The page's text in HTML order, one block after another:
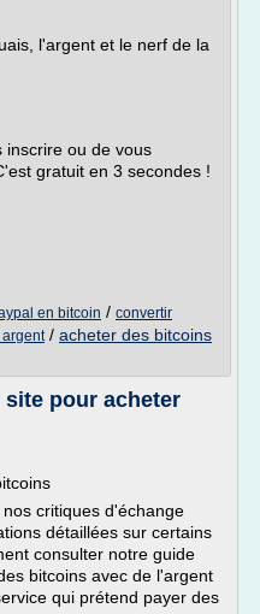
l'argent et le nerf de la
inscrire ou de vous
gratuit en 3 secondes !
en bitcoin / convertir
/ acheter des bitcoins
pour acheter
critiques d'échange
détaillées sur certains
consulter notre guide
bitcoins avec de l'argent
qui prétend payer des